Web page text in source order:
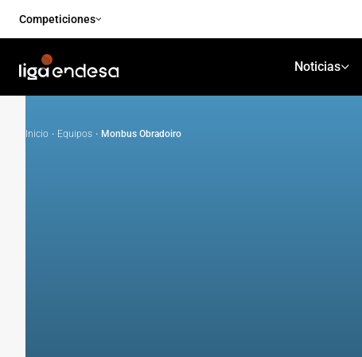
Competiciones
Noticias
Inicio · Equipos · Monbus Obradoiro